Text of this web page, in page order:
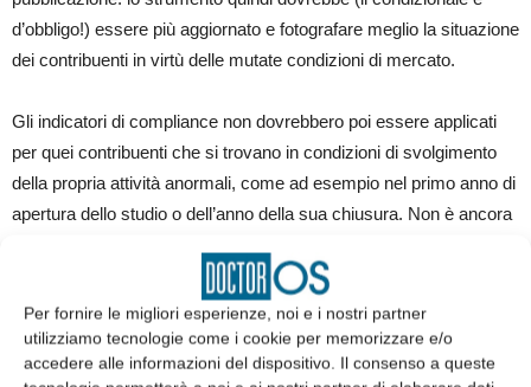
Per fornire le migliori esperienze, noi e i nostri partner
utilizziamo tecnologie come i cookie per memorizzare e/o
accedere alle informazioni del dispositivo. Il consenso a queste
d’obbligo!) essere più aggiornato e fotografare meglio la situazione
dei contribuenti in virtù delle mutate condizioni di mercato.
Gli indicatori di compliance non dovrebbero poi essere applicati
per quei contribuenti che si trovano in condizioni di svolgimento
della propria attività anormali, come ad esempio nel primo anno di
apertura dello studio o dell’anno della sua chiusura. Non è ancora
puntuale oppure se sarà lasciata libertà al contribuente di spiegare
la propria situazione particolare.
Dalle informazioni ad oggi pervenute sembrerebbe poi possibile